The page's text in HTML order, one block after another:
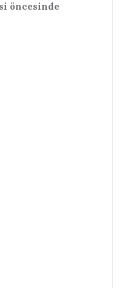
öncesinde